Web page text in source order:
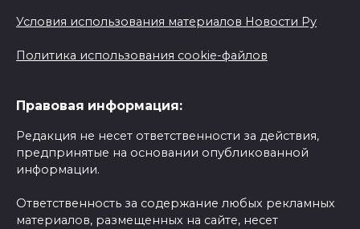
Условия использования материалов Новости Ру
Политика использования cookie-файлов
Правовая информация:
Редакция не несет ответственности за действия,
предпринятые на основании опубликованной
информации.
Ответственность за содержание любых рекламных
материалов, размещенных на сайте, несет